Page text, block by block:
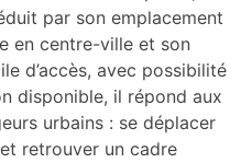
par son emplacement
en centre-ville et son
d’accès, avec possibilité
disponible, il répond aux
urbains : se déplacer
retrouver un cadre